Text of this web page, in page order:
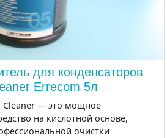
для конденсаторов
Errecom 5л
Cleaner — это мощное
на кислотной основе,
очистки